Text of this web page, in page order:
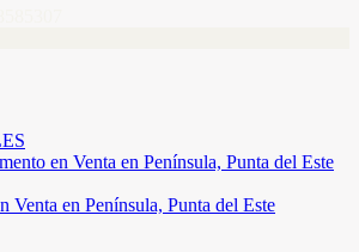
Venta en Península, Punta del Este